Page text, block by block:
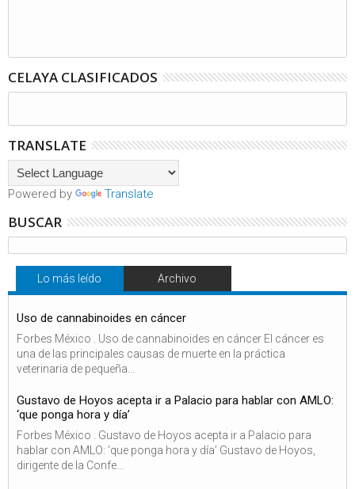
CELAYA CLASIFICADOS
TRANSLATE
Powered by Translate
BUSCAR
Lo más leído Archivo
Uso de cannabinoides en cáncer
Forbes México . Uso de cannabinoides en cáncer El cáncer es
una de las principales causas de muerte en la práctica
veterinaria de pequeña...
Gustavo de Hoyos acepta ir a Palacio para hablar con AMLO:
‘que ponga hora y día’
Forbes México . Gustavo de Hoyos acepta ir a Palacio para
hablar con AMLO: ‘que ponga hora y día’ Gustavo de Hoyos,
dirigente de la Confe...